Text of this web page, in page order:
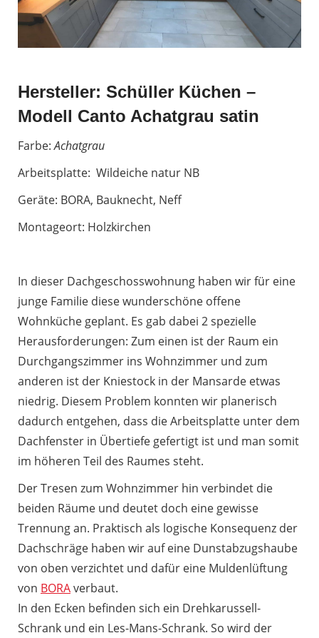
Hersteller: Schüller Küchen –
Modell Canto Achatgrau satin
Farbe:Achatgrau
Arbeitsplatte: Wildeiche natur NB
Geräte: BORA, Bauknecht, Neff
Montageort: Holzkirchen
In dieser Dachgeschosswohnung haben wir für eine
junge Familie diese wunderschöne offene
Wohnküche geplant. Es gab dabei 2 spezielle
Herausforderungen: Zum einen ist der Raum ein
Durchgangszimmer ins Wohnzimmer und zum
anderen ist der Kniestock in der Mansarde etwas
niedrig. Diesem Problem konnten wir planerisch
dadurch entgehen, dass die Arbeitsplatte unter dem
Dachfenster in Übertiefe gefertigt ist und man somit
im höheren Teil des Raumes steht.
Der Tresen zum Wohnzimmer hin verbindet die
beiden Räume und deutet doch eine gewisse
Trennung an. Praktisch als logische Konsequenz der
Dachschräge haben wir auf eine Dunstabzugshaube
von oben verzichtet und dafür eine Muldenlüftung
von BORAverbaut.
In den Ecken befinden sich ein Drehkarussell-
Schrank und ein Les-Mans-Schrank. So wird der